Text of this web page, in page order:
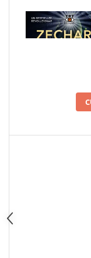
1 x REGATELE
PATRA